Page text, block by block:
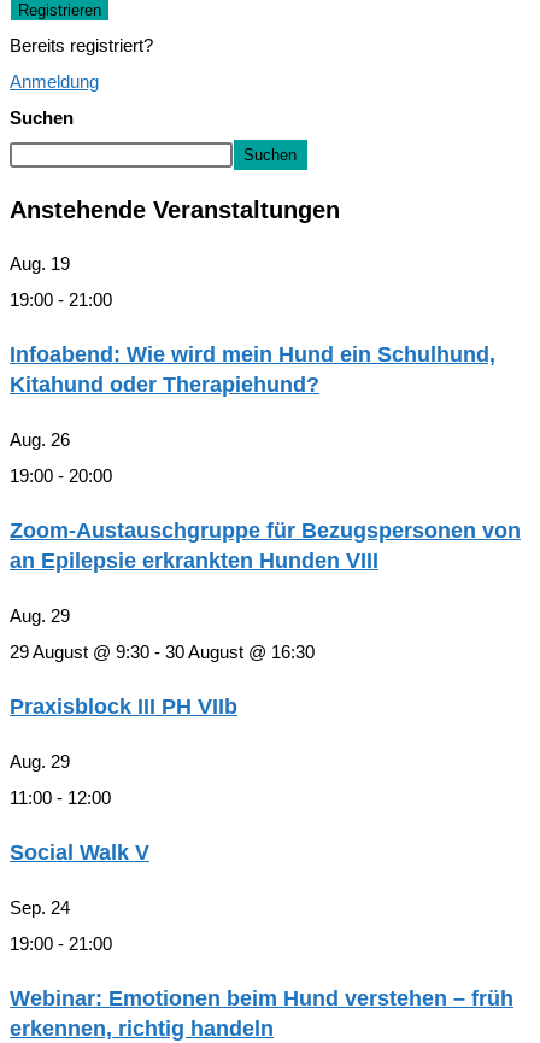
Registrieren
Bereits registriert?
Anmeldung
Suchen
Suchen
Anstehende Veranstaltungen
Aug. 19
19:00 - 21:00
Infoabend: Wie wird mein Hund ein Schulhund,
Kitahund oder Therapiehund?
Aug. 26
19:00 - 20:00
Zoom-Austauschgruppe für Bezugspersonen von
an Epilepsie erkrankten Hunden VIII
Aug. 29
29 August @ 9:30 - 30 August @ 16:30
Praxisblock III PH VIIb
Aug. 29
11:00 - 12:00
Social Walk V
Sep. 24
19:00 - 21:00
Webinar: Emotionen beim Hund verstehen – früh
erkennen, richtig handeln